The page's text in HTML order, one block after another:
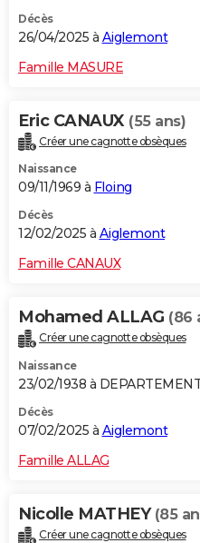
Décès
26/04/2025 à Aiglemont
Famille MASURE
Eric CANAUX (55 ans)
Créer une cagnotte obsèques
Naissance
09/11/1969 à Floing
Décès
12/02/2025 à Aiglemont
Famille CANAUX
Mohamed ALLAG (86
Créer une cagnotte obsèques
Naissance
23/02/1938 à
Décès
07/02/2025 à Aiglemont
Famille ALLAG
Nicolle MATHEY (85
Créer une cagnotte obsèques